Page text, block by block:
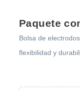
Paquete
Bolsa de
flexibilidad y